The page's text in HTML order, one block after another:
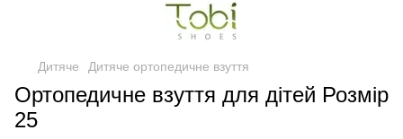
Дитяче Дитяче ортопедичне взуття
Ортопедичне взуття для дітей Розмір
25